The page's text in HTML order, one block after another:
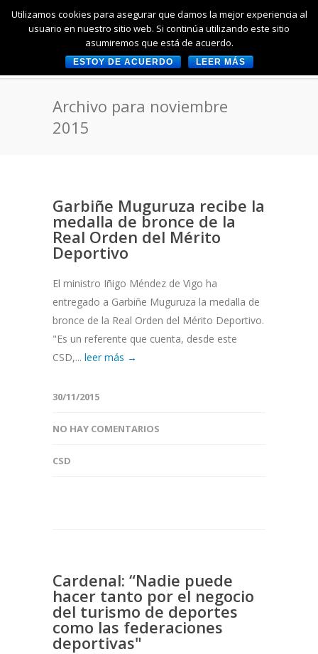
Archivo para noviembre
2015
Garbiñe Muguruza recibe la
medalla de bronce de la
Real Orden del Mérito
Deportivo
El ministro Iñigo Méndez de Vigo ha
entregado a Garbiñe Muguruza la medalla de
bronce de la Real Orden del Mérito Deportivo.
"Es un referente que cuenta, desde este
CSD,... leer más →
30/11/2015
NO HAY COMENTARIOS
CSD
Cardenal: “Nadie puede
hacer tanto por el negocio
del turismo de deportes
como las federaciones
deportivas"
Utilizamos cookies para asegurar que damos la mejor experiencia al
usuario en nuestro sitio web. Si continúa utilizando este sitio
asumiremos que está de acuerdo.
ESTOY DE ACUERDO LEER MÁS